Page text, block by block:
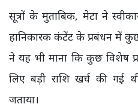
सूत्रों के मुताबिक, मेटा ने
हानिकारक कंटेंट के प्रबंधन में
ने यह भी माना कि कुछ विशेष
लिए बड़ी राशि खर्च की
जताया।